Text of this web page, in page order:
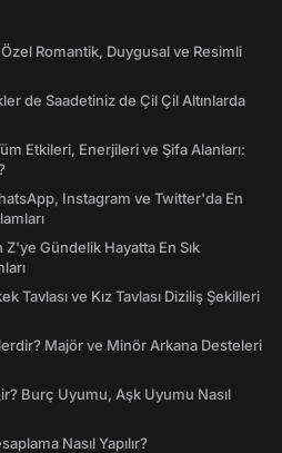
Romantik, Duygusal ve Resimli
de Saadetiniz de Çil Çil Altınlarda
Etkileri, Enerjileri ve Şifa Alanları:
Instagram ve Twitter'da En
Gündelik Hayatta En Sık
Tavlası ve Kız Tavlası Diziliş Şekilleri
Majör ve Minör Arkana Desteleri
Burç Uyumu, Aşk Uyumu Nasıl
Nasıl Yapılır?